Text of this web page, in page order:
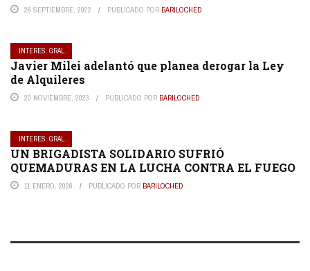
26 SEPTIEMBRE, 2022 PUBLICADO POR BARILOCHED
INTERES. GRAL.
Javier Milei adelantó que planea derogar la Ley
de Alquileres
20 NOVIEMBRE, 2023 PUBLICADO POR BARILOCHED
INTERES. GRAL.
UN BRIGADISTA SOLIDARIO SUFRIÓ
QUEMADURAS EN LA LUCHA CONTRA EL FUEGO
11 ENERO, 2026 PUBLICADO POR BARILOCHED